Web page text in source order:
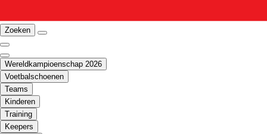
Zoeken
Wereldkampioenschap 2026
Voetbalschoenen
Teams
Kinderen
Training
Keepers